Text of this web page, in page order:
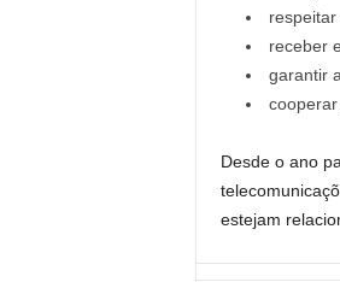
receber
garantir
Desde o ano
estejam